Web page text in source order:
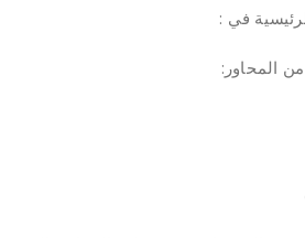
في :
المحاور: